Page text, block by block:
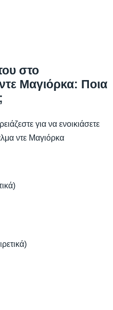
στο
Μαγιόρκα: Ποια
για να ενοικιάσετε
ντε Μαγιόρκα